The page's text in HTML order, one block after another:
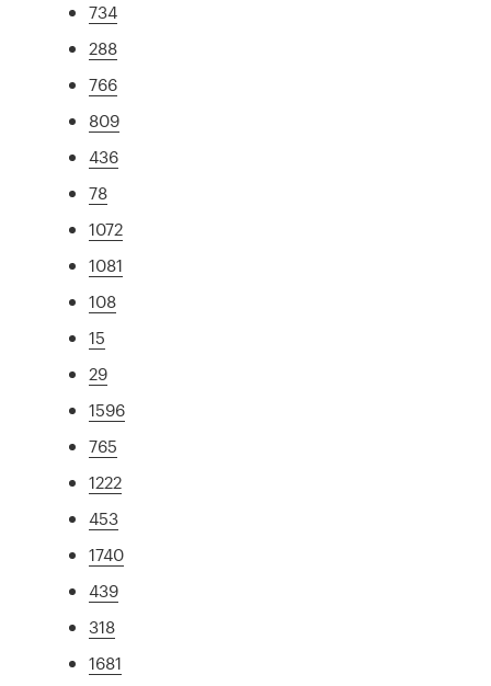
734
288
766
809
436
78
1072
1081
108
15
29
1596
765
1222
453
1740
439
318
1681